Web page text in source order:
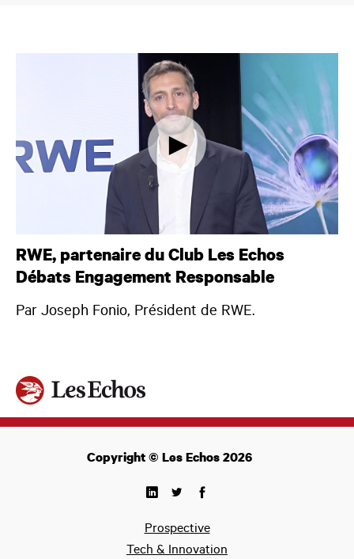
RWE, partenaire du Club Les Echos
Débats Engagement Responsable
Par Joseph Fonio, Président de RWE.
Copyright © Les Echos 2026
Prospective
Tech & Innovation